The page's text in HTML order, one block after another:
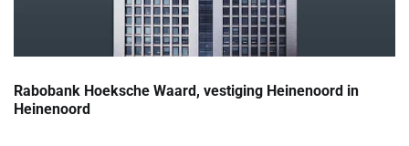
Rabobank Hoeksche Waard, vestiging Heinenoord in
Heinenoord